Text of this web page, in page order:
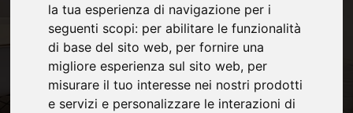
la tua esperienza di navigazione per i
seguenti scopi: per abilitare le funzionalità
di base del sito web, per fornire una
migliore esperienza sul sito web, per
misurare il tuo interesse nei nostri prodotti
e servizi e personalizzare le interazioni di